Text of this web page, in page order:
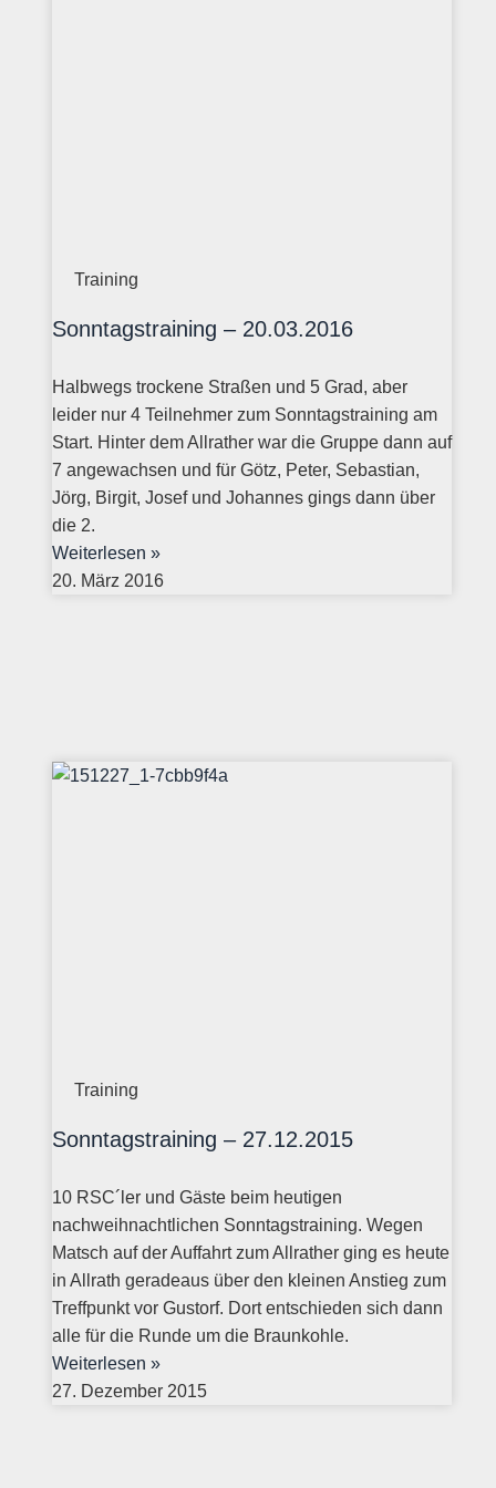
Training
Sonntagstraining – 20.03.2016
Halbwegs trockene Straßen und 5 Grad, aber
leider nur 4 Teilnehmer zum Sonntagstraining am
Start. Hinter dem Allrather war die Gruppe dann auf
7 angewachsen und für Götz, Peter, Sebastian,
Jörg, Birgit, Josef und Johannes gings dann über
die 2.
Weiterlesen »
20. März 2016
Training
Sonntagstraining – 27.12.2015
10 RSC´ler und Gäste beim heutigen
nachweihnachtlichen Sonntagstraining. Wegen
Matsch auf der Auffahrt zum Allrather ging es heute
in Allrath geradeaus über den kleinen Anstieg zum
Treffpunkt vor Gustorf. Dort entschieden sich dann
alle für die Runde um die Braunkohle.
Weiterlesen »
27. Dezember 2015